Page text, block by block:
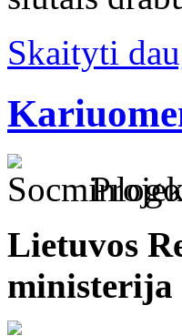
Skaityti
Lietuvos
ministerija